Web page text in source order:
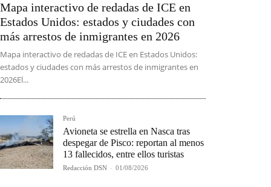
Mapa interactivo de redadas de ICE en
Estados Unidos: estados y ciudades con
más arrestos de inmigrantes en 2026
Mapa interactivo de redadas de ICE en Estados Unidos:
estados y ciudades con más arrestos de inmigrantes en
2026El...
Perú
Avioneta se estrella en Nasca tras
despegar de Pisco: reportan al menos
13 fallecidos, entre ellos turistas
Redacción DSN - 01/08/2026